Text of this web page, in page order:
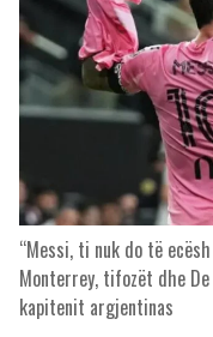
“Messi, ti nuk do të
Monterrey, tifozët dhe
kapitenit argjentinas